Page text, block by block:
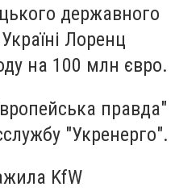
державного
Лоренц
на 100 млн євро.
правда"
"Укренерго".
KfW